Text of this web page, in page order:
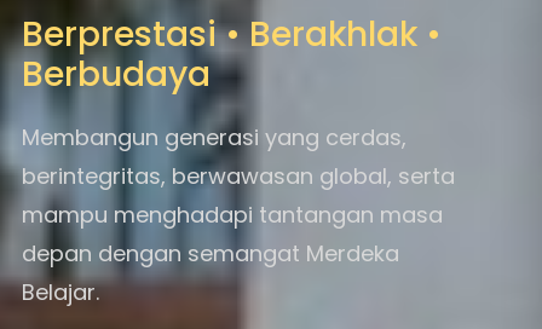
Berprestasi • Berakhlak •
Berbudaya
Membangun generasi yang cerdas,
berintegritas, berwawasan global, serta
mampu menghadapi tantangan masa
depan dengan semangat Merdeka
Belajar.